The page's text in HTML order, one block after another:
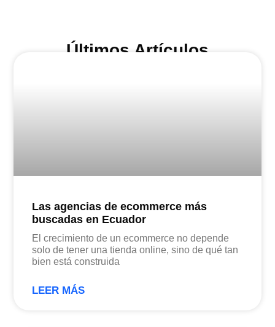
Últimos Artículos
Las agencias de ecommerce más
buscadas en Ecuador
El crecimiento de un ecommerce no depende
solo de tener una tienda online, sino de qué tan
bien está construida
LEER MÁS